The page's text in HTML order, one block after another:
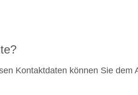
Kontaktdaten können Sie dem